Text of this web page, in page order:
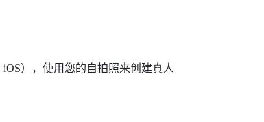
iOS），使用您的自拍照来创建真人